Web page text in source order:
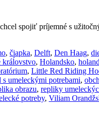
spojiť príjemné s
, čiapka, Delft, Den Haag,
kráĺovstvo, Holandsko,
, Little Red Riding
s umeleckými potrebami,
obrazu, repliky
potreby, Viliam